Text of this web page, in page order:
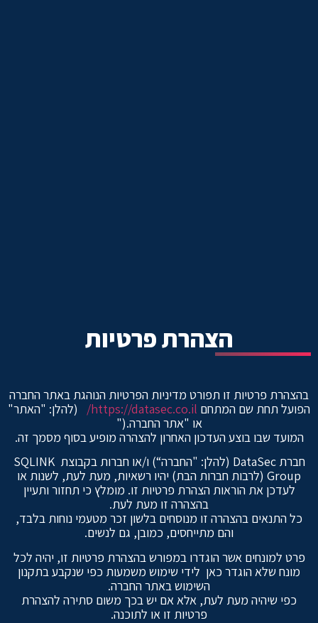
הצהרת פרטיות
בהצהרת פרטיות זו תפורט מדיניות הפרטיות הנוהגת באתר החברה
הפועל תחת שם המתחם https://datasec.co.il/
(להלן: "האתר"
או "אתר החברה.("
המועד שבו בוצע העדכון האחרון להצהרה מופיע בסוף מסמך זה.
חברת DataSec (להלן: "החברה“) ו/או חברות בקבוצת SQLINK
Group (לרבות חברות הבת) יהיו רשאיות, מעת לעת, לשנות או
לעדכן את הוראות הצהרת פרטיות זו. מומלץ כי תחזור ותעיין
בהצהרה זו מעת לעת.
כל התנאים בהצהרה זו מנוסחים בלשון זכר מטעמי נוחות בלבד,
והם מתייחסים, כמובן, גם לנשים.
פרט למונחים אשר הוגדרו במפורש בהצהרת פרטיות זו, יהיה לכל
מונח שלא הוגדר כאן לידי שימוש משמעות כפי שנקבע בתקנון
השימוש באתר החברה.
כפי שיהיה מעת לעת, אלא אם יש בכך משום סתירה להצהרת
פרטיות זו או לתוכנה.